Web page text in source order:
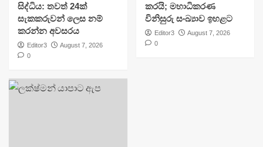
සිද්ධිය: තවත් 24ක්
සැකකරුවන් ලෙස නම්
කරන්න අවසරය
Editor3
August 7, 2026
0
කරයි; මහාධිකරණ
විනිසුරු සංඛ්‍යාව ඉහළට
Editor3
August 7, 2026
0